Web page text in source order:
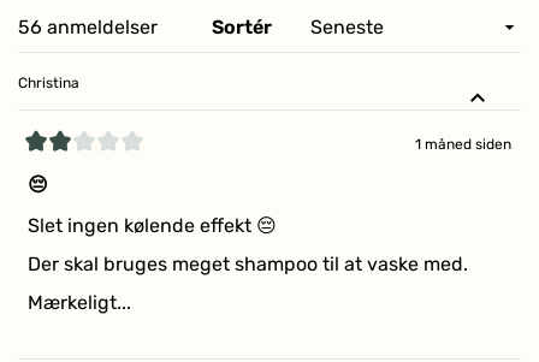
56 anmeldelser Sortér
Christina
2
af
5
stjerner
1 måned siden
😔
Slet ingen kølende effekt 😔
Der skal bruges meget shampoo til at vaske med.
Mærkeligt...
Indlæser...